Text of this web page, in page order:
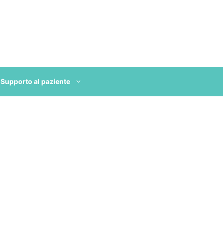
Supporto al paziente